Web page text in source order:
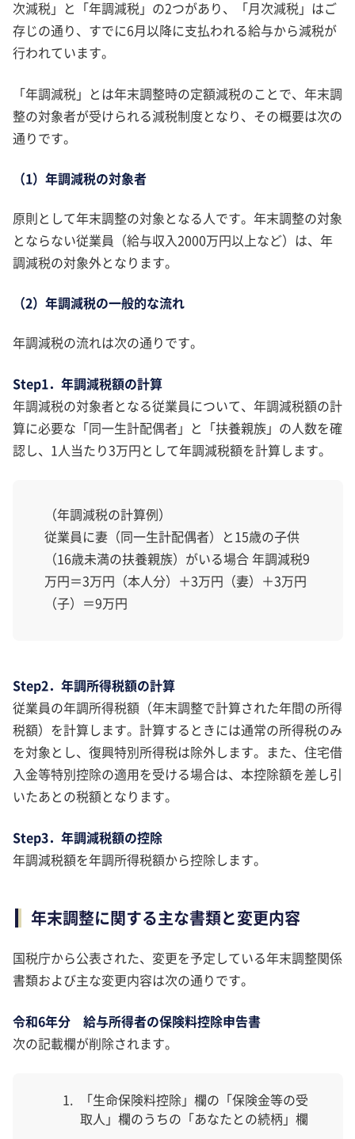
次減税」と「年調減税」の2つがあり、「月次減税」はご
存じの通り、すでに6月以降に支払われる給与から減税が
行われています。
「年調減税」とは年末調整時の定額減税のことで、年末調
整の対象者が受けられる減税制度となり、その概要は次の
通りです。
（1）年調減税の対象者
原則として年末調整の対象となる人です。年末調整の対象
とならない従業員（給与収入2000万円以上など）は、年
調減税の対象外となります。
（2）年調減税の一般的な流れ
年調減税の流れは次の通りです。
Step1．年調減税額の計算
年調減税の対象者となる従業員について、年調減税額の計
算に必要な「同一生計配偶者」と「扶養親族」の人数を確
認し、1人当たり3万円として年調減税額を計算します。
（年調減税の計算例）
従業員に妻（同一生計配偶者）と15歳の子供
（16歳未満の扶養親族）がいる場合 年調減税9
万円＝3万円（本人分）＋3万円（妻）＋3万円
（子）＝9万円
Step2．年調所得税額の計算
従業員の年調所得税額（年末調整で計算された年間の所得
税額）を計算します。計算するときには通常の所得税のみ
を対象とし、復興特別所得税は除外します。また、住宅借
入金等特別控除の適用を受ける場合は、本控除額を差し引
いたあとの税額となります。
Step3．年調減税額の控除
年調減税額を年調所得税額から控除します。
年末調整に関する主な書類と変更内容
国税庁から公表された、変更を予定している年末調整関係
書類および主な変更内容は次の通りです。
令和6年分 給与所得者の保険料控除申告書
次の記載欄が削除されます。
「生命保険料控除」欄の「保険金等の受
取人」欄のうちの「あなたとの続柄」欄